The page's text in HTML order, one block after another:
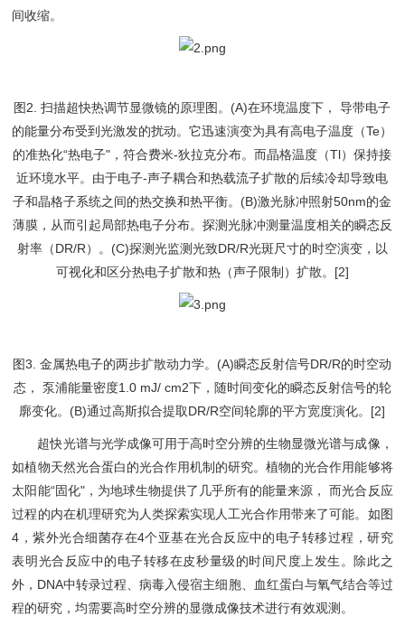
间收缩。
图2. 扫描超快热调节显微镜的原理图。(A)在环境温度下， 导带电子
的能量分布受到光激发的扰动。它迅速演变为具有高电子温度（Te）
的准热化“热电子"，符合费米-狄拉克分布。而晶格温度（Tl）保持接
近环境水平。由于电子-声子耦合和热载流子扩散的后续冷却导致电
子和晶格子系统之间的热交换和热平衡。(B)激光脉冲照射50nm的金
薄膜，从而引起局部热电子分布。探测光脉冲测量温度相关的瞬态反
射率（DR/R）。(C)探测光监测光致DR/R光斑尺寸的时空演变，以
可视化和区分热电子扩散和热（声子限制）扩散。[2]
图3. 金属热电子的两步扩散动力学。(A)瞬态反射信号DR/R的时空动
态， 泵浦能量密度1.0 mJ/ cm2下，随时间变化的瞬态反射信号的轮
廓变化。(B)通过高斯拟合提取DR/R空间轮廓的平方宽度演化。[2]
超快光谱与光学成像可用于高时空分辨的生物显微光谱与成像，
如植物天然光合蛋白的光合作用机制的研究。植物的光合作用能够将
太阳能“固化"，为地球生物提供了几乎所有的能量来源， 而光合反应
过程的内在机理研究为人类探索实现人工光合作用带来了可能。如图
4，紫外光合细菌存在4个亚基在光合反应中的电子转移过程，研究
表明光合反应中的电子转移在皮秒量级的时间尺度上发生。除此之
外，DNA中转录过程、病毒入侵宿主细胞、血红蛋白与氧气结合等过
程的研究，均需要高时空分辨的显微成像技术进行有效观测。